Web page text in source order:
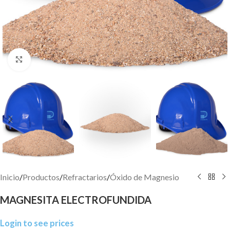
Click to enlarge
Inicio/Productos/Refractarios/Óxido de Magnesio
MAGNESITA ELECTROFUNDIDA
Login to see prices